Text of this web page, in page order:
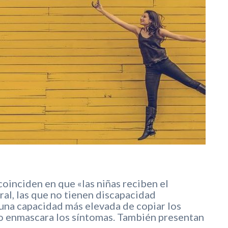
en que «las niñas reciben el
las que no tienen discapacidad
capacidad más elevada de copiar los
los síntomas. También presentan